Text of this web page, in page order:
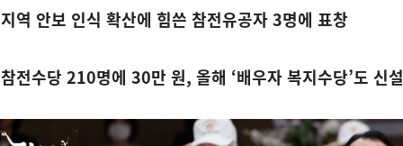
지역 안보 인식 확산에 힘쓴 참전유공자 3명에 표창
참전수당 210명에 30만 원, 올해 ‘배우자 복지수당’도 신설